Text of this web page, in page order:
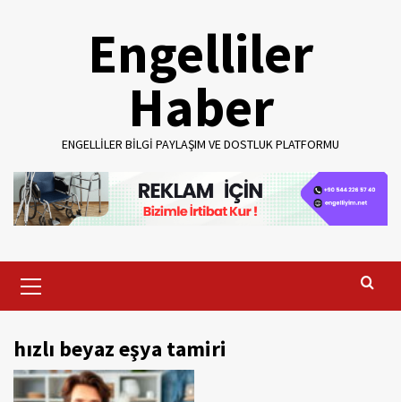
Engelliler
Haber
ENGELLILER BILGI PAYLAŞIM VE DOSTLUK PLATFORMU
Menu
hızlı beyaz eşya tamiri